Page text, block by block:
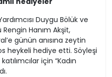
Duygu Bölük ve
Hanım Akşit,
günün anısına zeytin
heykeli hediye etti. Söyleşi
için “Kadın